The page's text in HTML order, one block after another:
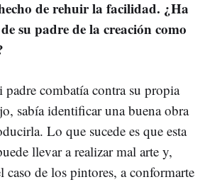
de rehuir la facilidad. ¿Ha
su padre de la creación como
combatía contra su propia
sabía identificar una buena obra
Lo que sucede es que esta
llevar a realizar mal arte y,
caso de los pintores, a conformarte